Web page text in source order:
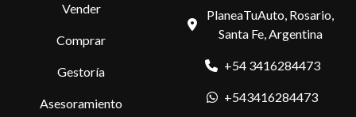
Vender
Comprar
Gestoría
Asesoramiento
PlaneaTuAuto, Rosario,
Santa Fe, Argentina
+54 3416284473
+543416284473